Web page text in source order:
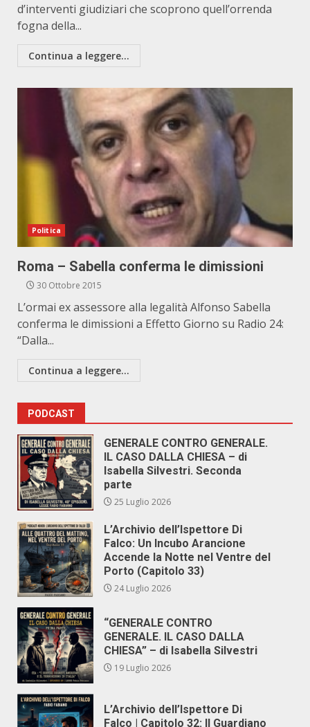
d’interventi giudiziari che scoprono quell’orrenda
fogna della...
Continua a leggere...
Politica
Roma – Sabella conferma le dimissioni
30 Ottobre 2015
L’ormai ex assessore alla legalità Alfonso Sabella
conferma le dimissioni a Effetto Giorno su Radio 24:
“Dalla...
Continua a leggere...
PODCAST
GENERALE CONTRO GENERALE.
IL CASO DALLA CHIESA – di
Isabella Silvestri. Seconda
parte
25 Luglio 2026
L’Archivio dell’Ispettore Di
Falco: Un Incubo Arancione
Accende la Notte nel Ventre del
Porto (Capitolo 33)
24 Luglio 2026
“GENERALE CONTRO
GENERALE. IL CASO DALLA
CHIESA” – di Isabella Silvestri
19 Luglio 2026
L’Archivio dell’Ispettore Di
Falco | Capitolo 32: Il Guardiano